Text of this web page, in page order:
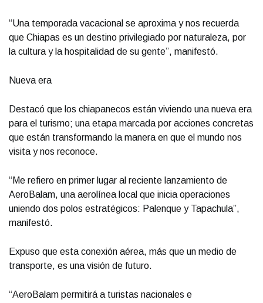
“Una temporada vacacional se aproxima y nos recuerda
que Chiapas es un destino privilegiado por naturaleza, por
la cultura y la hospitalidad de su gente”, manifestó.
Nueva era
Destacó que los chiapanecos están viviendo una nueva era
para el turismo; una etapa marcada por acciones concretas
que están transformando la manera en que el mundo nos
visita y nos reconoce.
“Me refiero en primer lugar al reciente lanzamiento de
AeroBalam, una aerolínea local que inicia operaciones
uniendo dos polos estratégicos: Palenque y Tapachula”,
manifestó.
Expuso que esta conexión aérea, más que un medio de
transporte, es una visión de futuro.
“AeroBalam permitirá a turistas nacionales e